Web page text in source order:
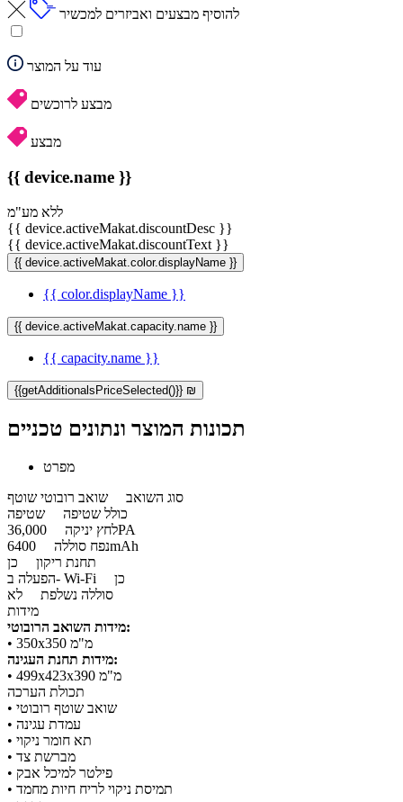
להוסיף מבצעים ואביזרים למכשיר
עוד על המוצר
מבצע לרוכשים
מבצע
{{ device.name }}
ללא מע"מ
{{ device.activeMakat.discountDesc }}
{{ device.activeMakat.discountText }}
{{ device.activeMakat.color.displayName }}
{{ color.displayName }}
{{ device.activeMakat.capacity.name }}
{{ capacity.name }}
{{getAdditionalsPriceSelected()}} ₪
תכונות המוצר ונתונים טכניים
מפרט
סוג השואב שואב רובוטי שוטף
כולל שטיפה שטיפה
לחץ יניקה36,000PA
נפח סוללה6400mAh
תחנת ריקון כן
הפעלה ב- Wi-Fi
כן
סוללה נשלפת לא
מידות
מידות השואב הרובוטי:
​• 350x350 מ"מ
מידות תחנת העגינה:
​• 499x423x390 מ"מ
תכולת הערכה
• שואב שוטף רובוטי
• עמדת עגינה
• תא חומר ניקוי
• מברשת צד
• פילטר למיכל אבק
• תמיסת ניקוי לריח חיות מחמד